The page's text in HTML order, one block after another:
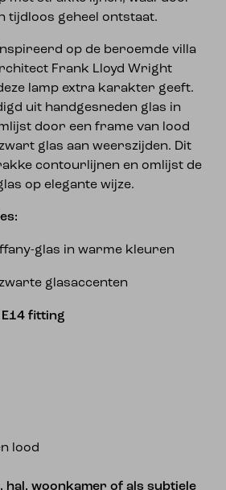
tijdloos geheel ontstaat.
op de beroemde villa
Frank Lloyd Wright
lamp extra karakter geeft.
uit handgesneden glas in
door een frame van lood
glas aan weerszijden. Dit
contourlijnen en omlijst de
op elegante wijze.
glas in warme kleuren
glasaccenten
E14 fitting
lood
hal, woonkamer of als subtiele